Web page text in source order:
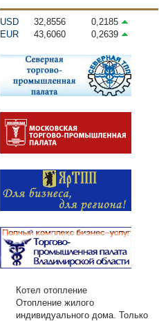
USD 32,8556
0,2185
EUR
43,6060 0,2639
Котел отопление
Отопление жилого
индивидуального дома. Только